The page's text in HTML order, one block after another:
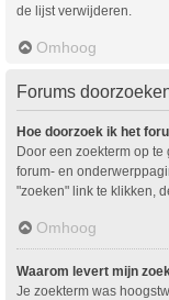
de lijst verwijderen.
Omhoog
Forums
Hoe doorzoek ik het
Door een zoekterm op
forum- en
"zoeken" link te klikken,
Omhoog
Waarom levert mijn
Je zoekterm was